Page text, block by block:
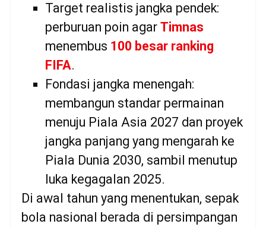
Target realistis jangka pendek:
perburuan poin agar Timnas
menembus 100 besar ranking
FIFA.
Fondasi jangka menengah:
membangun standar permainan
menuju Piala Asia 2027 dan proyek
jangka panjang yang mengarah ke
Piala Dunia 2030, sambil menutup
luka kegagalan 2025.
Di awal tahun yang menentukan, sepak
bola nasional berada di persimpangan